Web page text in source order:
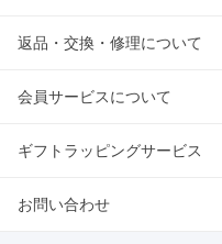
返品・交換・修理について
会員サービスについて
ギフトラッピングサービス
お問い合わせ